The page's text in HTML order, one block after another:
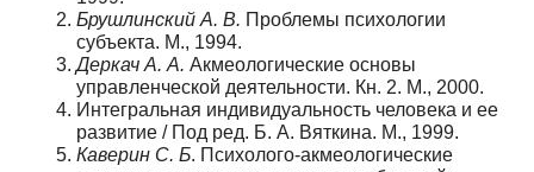
Брушлинский А. В. Проблемы психологии
субъекта. М., 1994.
Деркач А. А. Акмеологические основы
управленческой деятельности. Кн. 2. М., 2000.
Интегральная индивидуальность человека и ее
развитие / Под ред. Б. А. Вяткина. М., 1999.
Каверин С. Б. Психолого-акмеологические